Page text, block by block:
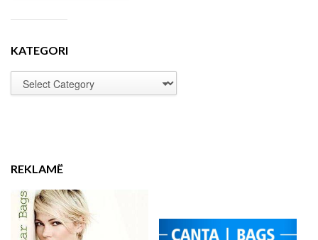
KATEGORI
REKLAMË